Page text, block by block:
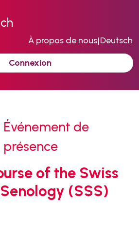
À propos de nous|Deutsch
Connexion
Événement de
présence
of the Swiss
(SSS)